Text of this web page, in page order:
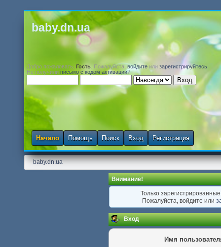
baby.dn.ua
Добро пожаловать, Гость . Пожалуйста,войдите или зарегистрируйтесь
Не получили письмо с кодом активации?
Начало Помощь Поиск Вход Регистрация
baby.dn.ua
Внимание!
Только
Пожалуйста, войдите или
Вход
Имя